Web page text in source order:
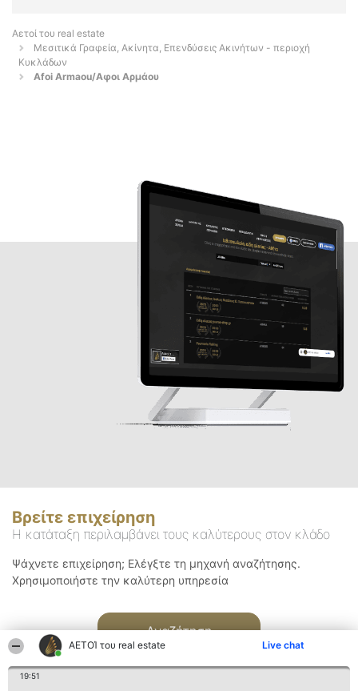
ΑΕΤΟΊ του real estate Live chat
19:51
Αετοί του real estate
Μεσιτικά Γραφεία, Ακίνητα, Επενδύσεις Ακινήτων - περιοχή
Κυκλάδων
Afoi Armaou/Αφοι Αρμάου
Βρείτε επιχείρηση
Η κατάταξη περιλαμβάνει τους καλύτερους στον κλάδο
Ψάχνετε επιχείρηση; Ελέγξτε τη μηχανή αναζήτησης.
Χρησιμοποιήστε την καλύτερη υπηρεσία
Αναζήτηση